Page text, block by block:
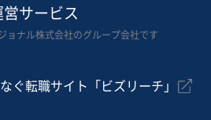
サービス
ョナル株式会社のグループ会社です
ぐ転職サイト「ビズリーチ」